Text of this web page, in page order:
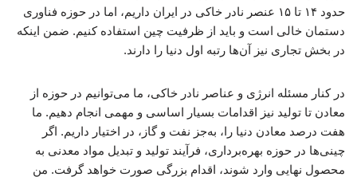
حدود ۱۴ تا ۱۵ عنصر نادر خاکی در ایران داریم، اما در حوزه فناوری
دستمان خالی است و باید از ظرفیت چین استفاده کنیم. ضمن اینکه
در بخش تجاری نیز آن‌ها رتبه اول دنیا را دارند.
در کنار مسئله انرژی و عناصر نادر خاکی، ما می‌توانیم در حوزه از
معادن تا تولید نیز اقدامات بسیار اساسی و مهمی انجام دهیم. ما
هفت درصد معادن دنیا را، به‌جز نفت و گاز، در اختیار داریم. اگر
چینی‌ها در حوزه بهره‌برداری، فرآیند تولید و تبدیل مواد معدنی به
محصول نهایی وارد شوند، اقدام بزرگی صورت خواهد گرفت. من